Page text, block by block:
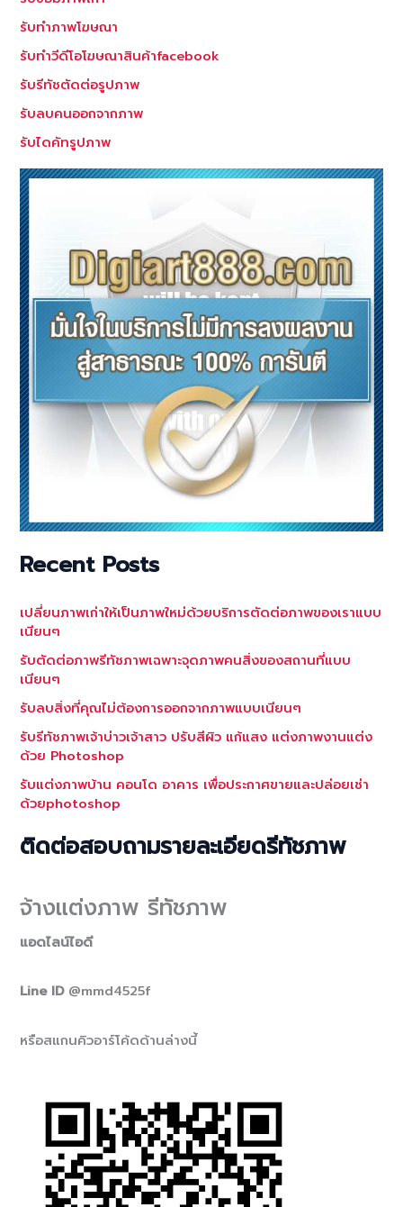
ให้
ผอม
ลด
แขน
ต้น
สรีระ
รับทำภาพโฆษณา
รับทำวีดีโอโฆษณาสินค้าfacebook
รับรีทัชตัดต่อรูปภาพ
รับลบคนออกจากภาพ
รับไดคัทรูปภาพ
Recent Posts
เปลี่ยนภาพเก่าให้เป็นภาพใหม่ด้วยบริการตัดต่อภาพของเราแบบ
เนียนๆ
รับตัดต่อภาพรีทัชภาพเฉพาะจุดภาพคนสิ่งของสถานที่แบบ
เนียนๆ
รับลบสิ่งที่คุณไม่ต้องการออกจากภาพแบบเนียนๆ
รับรีทัชภาพเจ้าบ่าวเจ้าสาว ปรับสีผิว แก้แสง แต่งภาพงานแต่ง
ด้วย Photoshop
รับแต่งภาพบ้าน คอนโด อาคาร เพื่อประกาศขายและปล่อยเช่า
ด้วยphotoshop
ติดต่อสอบถามรายละเอียดรีทัชภาพ
จ้างแต่งภาพ รีทัชภาพ
แอดไลน์ไอดี
Line ID @mmd4525f
หรือสแกนคิวอาร์โค้ดด้านล่างนี้